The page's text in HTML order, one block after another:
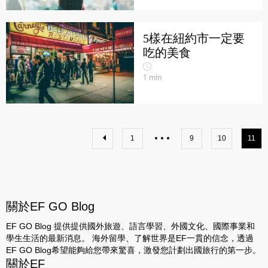
5樣在紐約市一定要
吃的美食
1 min
1 9 10 11
關於EF GO Blog
EF GO Blog 提供提供國外旅遊、語言學習、外國文化、國際事業和
學生生活的最新消息。 海外留學、了解世界是EF一貫的信念，透過
EF GO Blog希望能夠給您帶來驚喜，激發您計劃出國旅行的第一步。
關於EF